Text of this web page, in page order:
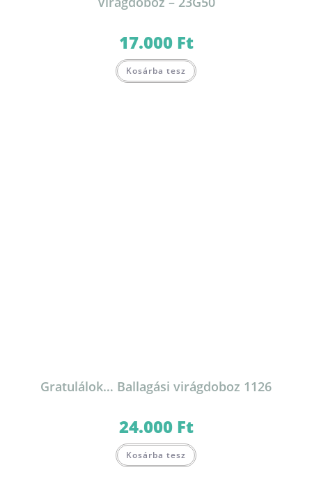
17.000 Ft
Kosárba tesz
Gratulálok… Ballagási virágdoboz 1126
24.000 Ft
Kosárba tesz